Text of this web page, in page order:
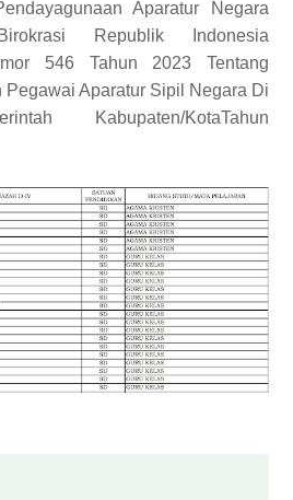
Aparatur Negara
Republik Indonesia
546 Tahun 2023 Tentang
Pegawai Aparatur Sipil Negara Di
Kabupaten/KotaTahun